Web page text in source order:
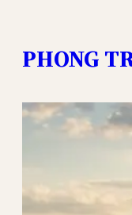
content
PHONG